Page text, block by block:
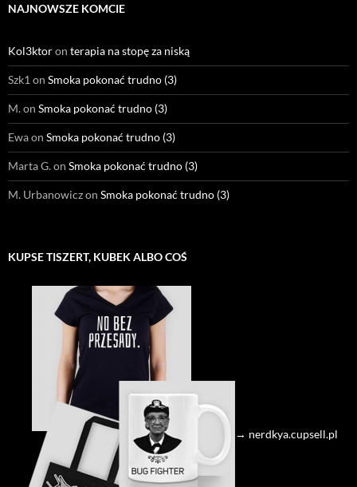
NAJNOWSZE KOMCIE
Kol3ktoron terapia na stopę za niską
Szk1on Smoka pokonać trudno (3)
M.on Smoka pokonać trudno (3)
Ewaon Smoka pokonać trudno (3)
Marta G.on Smoka pokonać trudno (3)
M. Urbanowiczon Smoka pokonać trudno (3)
KUPSE TISZERT, KUBEK ALBO COŚ
→ nerdkya.cupsell.pl